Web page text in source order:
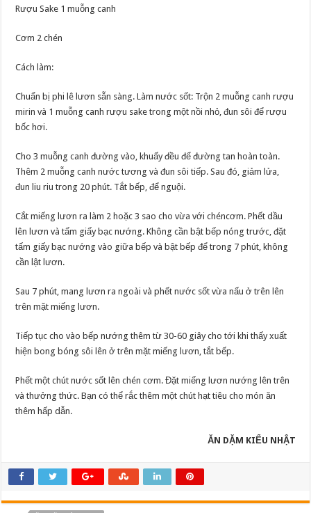
Rượu Sake 1 muỗng canh
Cơm 2 chén
Cách làm:
Chuẩn bị phi lê lươn sẵn sàng. Làm nước sốt: Trộn 2 muỗng canh rượu
mirin và 1 muỗng canh rượu sake trong một nồi nhỏ, đun sôi để rượu
bốc hơi.
Cho 3 muỗng canh đường vào, khuấy đều để đường tan hoàn toàn.
Thêm 2 muỗng canh nước tương và đun sôi tiếp. Sau đó, giảm lửa,
đun liu riu trong 20 phút. Tắt bếp, để nguội.
Cắt miếng lươn ra làm 2 hoặc 3 sao cho vừa với chéncơm. Phết dầu
lên lươn và tấm giấy bạc nướng. Không cần bật bếp nóng trước, đặt
tấm giấy bạc nướng vào giữa bếp và bật bếp để trong 7 phút, không
cần lật lươn.
Sau 7 phút, mang lươn ra ngoài và phết nước sốt vừa nấu ở trên lên
trên mặt miếng lươn.
Tiếp tục cho vào bếp nướng thêm từ 30-60 giây cho tới khi thấy xuất
hiện bong bóng sôi lên ở trên mặt miếng lươn, tắt bếp.
Phết một chút nước sốt lên chén cơm. Đặt miếng lươn nướng lên trên
và thưởng thức. Bạn có thể rắc thêm một chút hạt tiêu cho món ăn
thêm hấp dẫn.
ĂN DẶM KIỂU NHẬT